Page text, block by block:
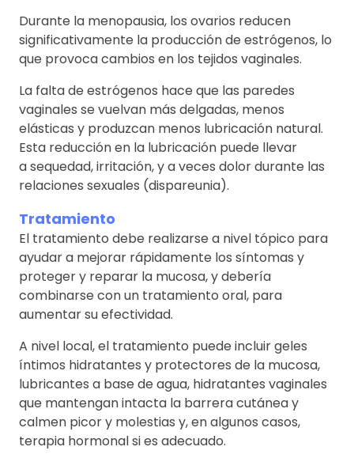
Durante la menopausia, los ovarios reducen
significativamente la producción de estrógenos, lo
que provoca cambios en los tejidos vaginales.
La falta de estrógenos hace que las paredes
vaginales se vuelvan más delgadas, menos
elásticas y produzcan menos lubricación natural.
Esta reducción en la lubricación puede llevar
a sequedad, irritación, y a veces dolor durante las
relaciones sexuales (dispareunia).
Tratamiento
El tratamiento debe realizarse a nivel tópico para
ayudar a mejorar rápidamente los síntomas y
proteger y reparar la mucosa, y debería
combinarse con un tratamiento oral, para
aumentar su efectividad.
A nivel local, el tratamiento puede incluir geles
íntimos hidratantes y protectores de la mucosa,
lubricantes a base de agua, hidratantes vaginales
que mantengan intacta la barrera cutánea y
calmen picor y molestias y, en algunos casos,
terapia hormonal si es adecuado.